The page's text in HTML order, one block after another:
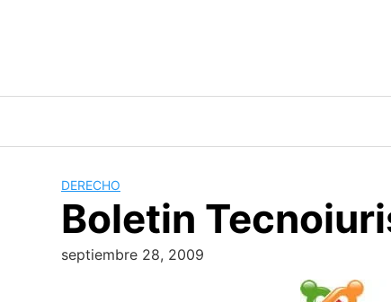
DERECHO
Boletin
septiembre 28, 2009